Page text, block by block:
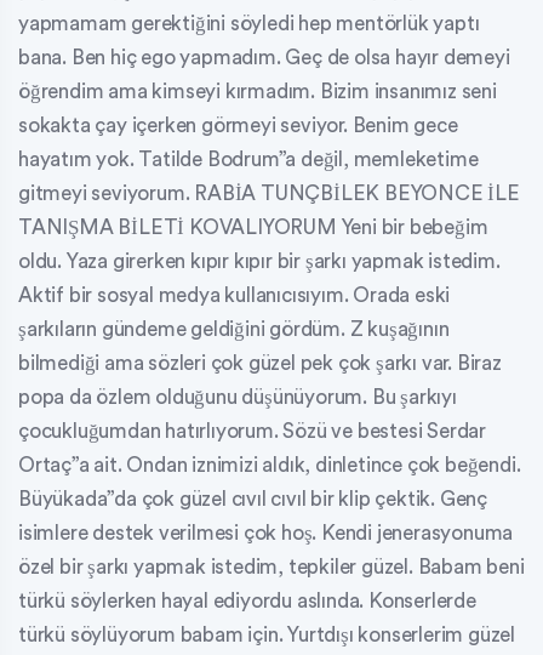
yapmamam gerektiğini söyledi hep mentörlük yaptı
bana. Ben hiç ego yapmadım. Geç de olsa hayır demeyi
öğrendim ama kimseyi kırmadım. Bizim insanımız seni
sokakta çay içerken görmeyi seviyor. Benim gece
hayatım yok. Tatilde Bodrum”a değil, memleketime
gitmeyi seviyorum. RABİA TUNÇBİLEK BEYONCE İLE
TANIŞMA BİLETİ KOVALIYORUM Yeni bir bebeğim
oldu. Yaza girerken kıpır kıpır bir şarkı yapmak istedim.
Aktif bir sosyal medya kullanıcısıyım. Orada eski
şarkıların gündeme geldiğini gördüm. Z kuşağının
bilmediği ama sözleri çok güzel pek çok şarkı var. Biraz
popa da özlem olduğunu düşünüyorum. Bu şarkıyı
çocukluğumdan hatırlıyorum. Sözü ve bestesi Serdar
Ortaç”a ait. Ondan iznimizi aldık, dinletince çok beğendi.
Büyükada”da çok güzel cıvıl cıvıl bir klip çektik. Genç
isimlere destek verilmesi çok hoş. Kendi jenerasyonuma
özel bir şarkı yapmak istedim, tepkiler güzel. Babam beni
türkü söylerken hayal ediyordu aslında. Konserlerde
türkü söylüyorum babam için. Yurtdışı konserlerim güzel